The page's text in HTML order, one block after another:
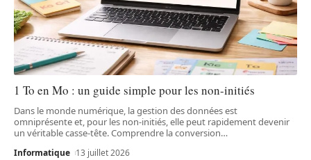
1 To en Mo : un guide simple pour les non-initiés
Dans le monde numérique, la gestion des données est
omniprésente et, pour les non-initiés, elle peut rapidement devenir
un véritable casse-tête. Comprendre la conversion…
Informatique 13 juillet 2026